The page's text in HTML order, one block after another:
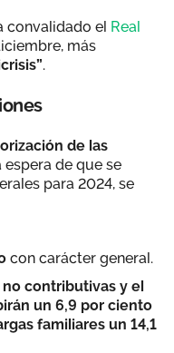
convalidado el Real
más
.
de las
espera de que se
para 2024, se
con carácter general.
contributivas y el
un 6,9 por ciento
familiares un 14,1